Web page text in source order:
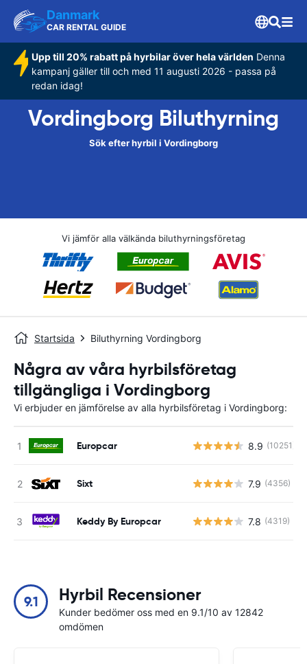
Danmark
CAR RENTAL GUIDE
Upp till 20% rabatt på hyrbilar över hela världen Denna
kampanj gäller till och med 11 augusti 2026 - passa på
redan idag!
Vordingborg Biluthyrning
Sök efter hyrbil i Vordingborg
Vi jämför alla välkända biluthyrningsföretag
Startsida Biluthyrning Vordingborg
Några av våra hyrbilsföretag
tillgängliga i Vordingborg
Vi erbjuder en jämförelse av alla hyrbilsföretag i Vordingborg:
Europcar 8.9 (10251)
Sixt 7.9 (4356)
Keddy By Europcar 7.8 (4319)
9.1 Hyrbil Recensioner
Kunder bedömer oss med en 9.1/10 av 12842
omdömen